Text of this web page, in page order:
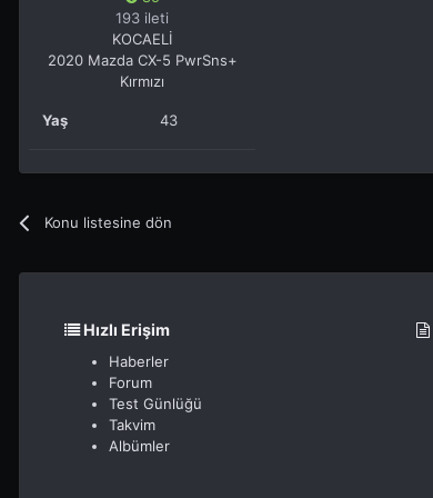
193 ileti
KOCAELİ
2020 Mazda CX-5 PwrSns+
Kırmızı
Yaş 43
Konu listesine dön
Hızlı Erişim
Haberler
Forum
Test Günlüğü
Takvim
Albümler